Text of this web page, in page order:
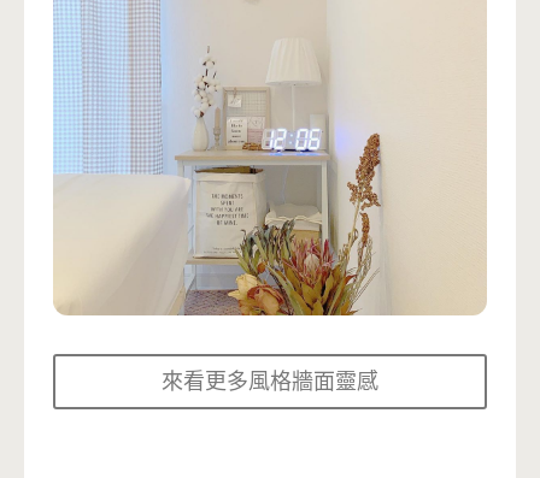
來看更多風格牆面靈感